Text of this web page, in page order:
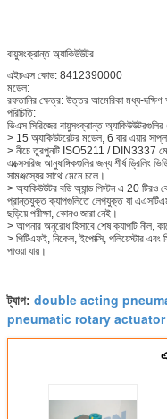
বায়ুসংক্রান্ত অ্যাকিউউটর
এইচএস কোড: 8412390000
মডেল:
রফতানির ক্ষেত্র: উত্তর আমেরিকা মধ্য-
পরিচিতি:
ভিএস সিরিজের বায়ুসংক্রান্ত অ্যাকিউউটরগুলির
> 15 অ্যাকিউটরেটর মডেল, 6 বার এয়ার
> নীচে তুরপুনটি ISO5211 / DIN3337
এক্সেসরিজ আনুষাঙ্গিকগুলির জন্য শীর্ষ ড্রিলিং
সামঞ্জস্যের সাথে মেনে চলে।
> অ্যাকিউউটর বডি অ্যান্ড পিস্টন এ 20 টিরও
প্রান্তযুক্ত ক্যাপগুলিতে লেপযুক্ত যা
ছড়িয়ে পরীক্ষা, কোনও জারা নেই।
> আপনার অনুরোধ হিসাবে শেষ ক্যাপটি নীল,
> পিটিএফই, নিকেল, ইপোক্সি, পলিয়েস্টার এবং
পাওয়া যায়।
ট্যাগ: double acting
pneumatic rotary actuator